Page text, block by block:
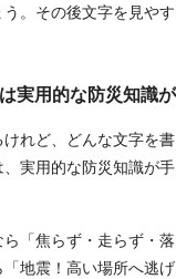
。その後文字を見や
実用的な防災知識
れど、どんな文字を
、実用的な防災知識が
「焦らず・走らず・
地震！高い場所へ逃